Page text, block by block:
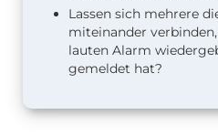
Lassen sich mehrere
miteinander
lauten Alarm
gemeldet hat?